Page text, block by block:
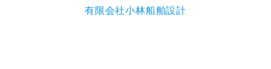
有限会社小林船舶設計